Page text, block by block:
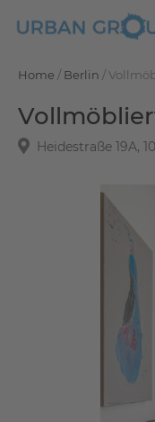
Home / Berlin /
Heidestraße 19A,